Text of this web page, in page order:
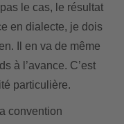
le cas, le résultat
en dialecte, je dois
Il en va de même
à l’avance. C’est
particulière.
convention